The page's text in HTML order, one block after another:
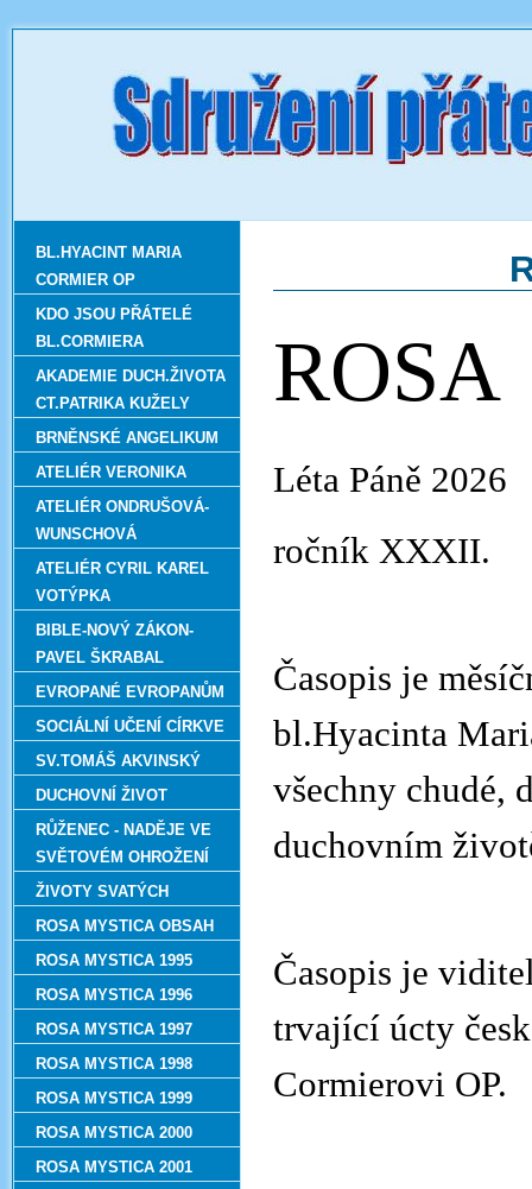
Léta Páně 2026
ročník XXXII.
Časopis je
bl.Hyacinta
všechny chudé,
duchovním
Časopis je
trvající úcty
Cormierovi OP.
BL.HYACINT MARIA
CORMIER OP
KDO JSOU PŘÁTELÉ
BL.CORMIERA
AKADEMIE DUCH.ŽIVOTA
CT.PATRIKA KUŽELY
BRNĚNSKÉ ANGELIKUM
ATELIÉR VERONIKA
ATELIÉR ONDRUŠOVÁ-
WUNSCHOVÁ
ATELIÉR CYRIL KAREL
VOTÝPKA
BIBLE-NOVÝ ZÁKON-
PAVEL ŠKRABAL
EVROPANÉ EVROPANŮM
SOCIÁLNÍ UČENÍ CÍRKVE
SV.TOMÁŠ AKVINSKÝ
DUCHOVNÍ ŽIVOT
RŮŽENEC - NADĚJE VE
SVĚTOVÉM OHROŽENÍ
ŽIVOTY SVATÝCH
ROSA MYSTICA OBSAH
ROSA MYSTICA 1995
ROSA MYSTICA 1996
ROSA MYSTICA 1997
ROSA MYSTICA 1998
ROSA MYSTICA 1999
ROSA MYSTICA 2000
ROSA MYSTICA 2001